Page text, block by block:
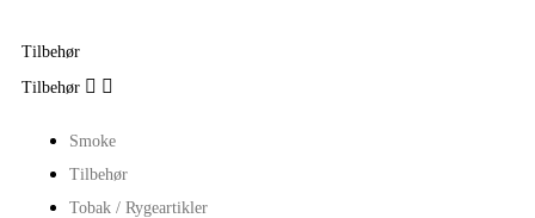
Tilbehør
Tilbehør  
Smoke
Tilbehør
Tobak / Rygeartikler